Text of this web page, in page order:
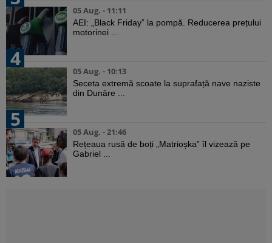
05 Aug. - 11:11
AEI: „Black Friday” la pompă. Reducerea prețului
motorinei ...
4
05 Aug. - 10:13
Seceta extremă scoate la suprafață nave naziste
din Dunăre ...
5
05 Aug. - 21:46
Rețeaua rusă de boți „Matrioșka” îl vizează pe
Gabriel ...